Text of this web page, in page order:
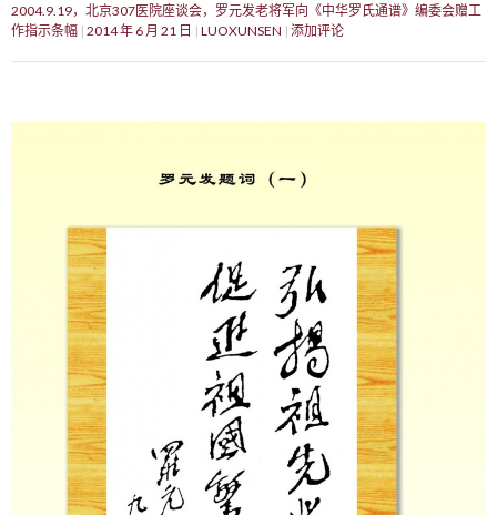
2004.9.19，北京307医院座谈会，罗元发老将军向《中华罗氏通谱》编委会赠工
作指示条幅 2014 年 6 月 21 日 LUOXUNSEN 添加评论